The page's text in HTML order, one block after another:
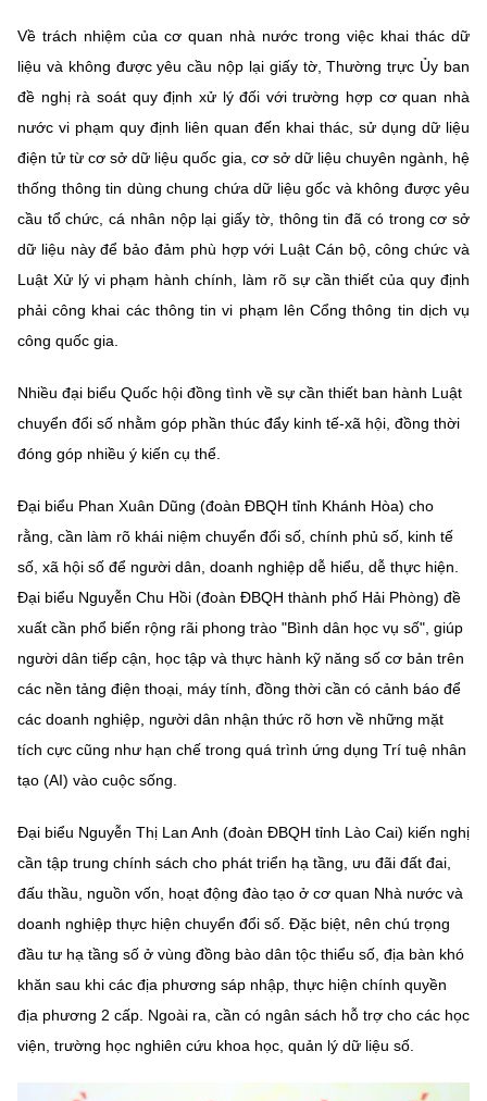
Về trách nhiệm của cơ quan nhà nước trong việc khai thác dữ
liệu và không được yêu cầu nộp lại giấy tờ, Thường trực Ủy ban
đề nghị rà soát quy định xử lý đối với trường hợp cơ quan nhà
nước vi phạm quy định liên quan đến khai thác, sử dụng dữ liệu
điện tử từ cơ sở dữ liệu quốc gia, cơ sở dữ liệu chuyên ngành, hệ
thống thông tin dùng chung chứa dữ liệu gốc và không được yêu
cầu tổ chức, cá nhân nộp lại giấy tờ, thông tin đã có trong cơ sở
dữ liệu này để bảo đảm phù hợp với Luật Cán bộ, công chức và
Luật Xử lý vi phạm hành chính, làm rõ sự cần thiết của quy định
phải công khai các thông tin vi phạm lên Cổng thông tin dịch vụ
công quốc gia.
Nhiều đại biểu Quốc hội đồng tình về sự cần thiết ban hành Luật
chuyển đổi số nhằm góp phần thúc đẩy kinh tế-xã hội, đồng thời
đóng góp nhiều ý kiến cụ thể.
Đại biểu Phan Xuân Dũng (đoàn ĐBQH tỉnh Khánh Hòa) cho
rằng, cần làm rõ khái niệm chuyển đổi số, chính phủ số, kinh tế
số, xã hội số để người dân, doanh nghiệp dễ hiểu, dễ thực hiện.
Đại biểu Nguyễn Chu Hồi (đoàn ĐBQH thành phố Hải Phòng) đề
xuất cần phổ biến rộng rãi phong trào "Bình dân học vụ số", giúp
người dân tiếp cận, học tập và thực hành kỹ năng số cơ bản trên
các nền tảng điện thoại, máy tính, đồng thời cần có cảnh báo để
các doanh nghiệp, người dân nhận thức rõ hơn về những mặt
tích cực cũng như hạn chế trong quá trình ứng dụng Trí tuệ nhân
tạo (AI) vào cuộc sống.
Đại biểu Nguyễn Thị Lan Anh (đoàn ĐBQH tỉnh Lào Cai) kiến nghị
cần tập trung chính sách cho phát triển hạ tầng, ưu đãi đất đai,
đấu thầu, nguồn vốn, hoạt động đào tạo ở cơ quan Nhà nước và
doanh nghiệp thực hiện chuyển đổi số. Đặc biệt, nên chú trọng
đầu tư hạ tầng số ở vùng đồng bào dân tộc thiểu số, địa bàn khó
khăn sau khi các địa phương sáp nhập, thực hiện chính quyền
địa phương 2 cấp. Ngoài ra, cần có ngân sách hỗ trợ cho các học
viện, trường học nghiên cứu khoa học, quản lý dữ liệu số.